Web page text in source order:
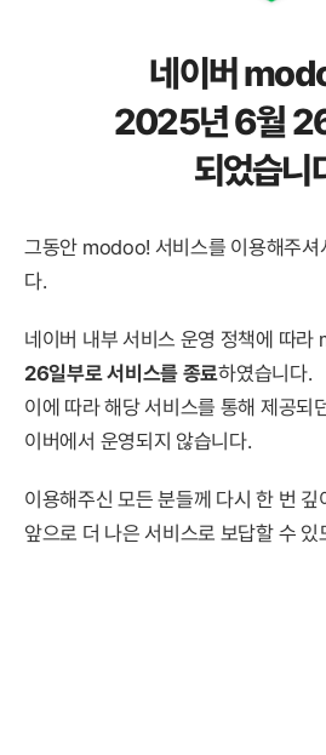
네이버
2025년 6월
되었습니
그동안 modoo! 서비스를 이용해주셔
다.
네이버 내부 서비스 운영 정책에 따
26일부로 서비스를 종료하였습니다.
이에 따라 해당 서비스를 통해 제공되
이버에서 운영되지 않습니다.
이용해주신 모든 분들께 다시 한 번 깊
앞으로 더 나은 서비스로 보답할 수